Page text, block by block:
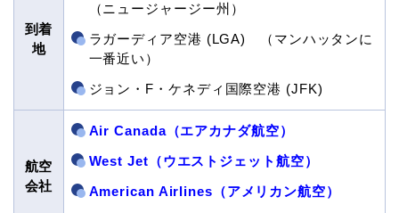
到着
地
（ニュージャージー州）
ラガーディア空港 (LGA) （マンハッタンに
一番近い）
ジョン・F・ケネディ国際空港 (JFK)
航空
会社
Air Canada（エアカナダ航空）
West Jet（ウエストジェット航空）
American Airlines（アメリカン航空）